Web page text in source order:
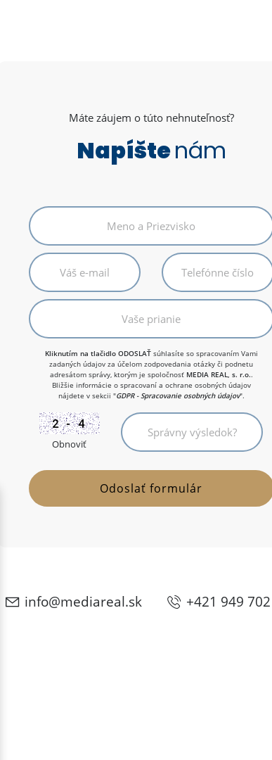
Máte záujem o túto nehnuteľnosť?
Napíštenám
Kliknutím na tlačidlo ODOSLAŤsúhlasíte so spracovaním Vami
zadaných údajov za účelom zodpovedania otázky či podnetu
adresátom správy, ktorým je spoločnosť MEDIA REAL, s. r.o..
Bližšie informácie o spracovaní a ochrane osobných údajov
nájdete v sekcii "GDPR - Spracovanie osobných údajov".
Obnoviť
info@mediareal.sk +421 949